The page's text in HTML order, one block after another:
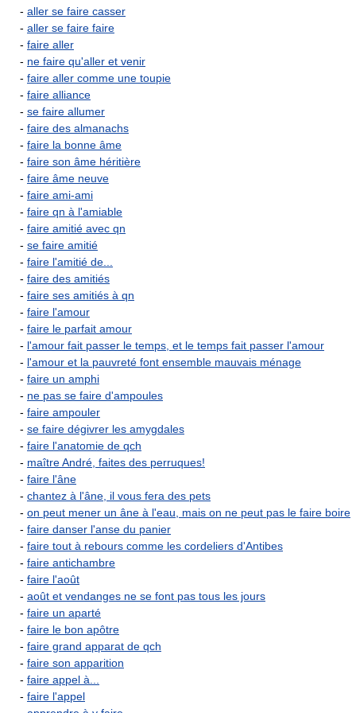
- aller se faire casser
- aller se faire faire
- faire aller
- ne faire qu'aller et venir
- faire aller comme une toupie
- faire alliance
- se faire allumer
- faire des almanachs
- faire la bonne âme
- faire son âme héritière
- faire âme neuve
- faire ami-ami
- faire qn à l'amiable
- faire amitié avec qn
- se faire amitié
- faire l'amitié de...
- faire des amitiés
- faire ses amitiés à qn
- faire l'amour
- faire le parfait amour
- l'amour fait passer le temps, et le temps fait passer l'amour
- l'amour et la pauvreté font ensemble mauvais ménage
- faire un amphi
- ne pas se faire d'ampoules
- faire ampouler
- se faire dégivrer les amygdales
- faire l'anatomie de qch
- maître André, faites des perruques!
- faire l'âne
- chantez à l'âne, il vous fera des pets
- on peut mener un âne à l'eau, mais on ne peut pas le faire boire
- faire danser l'anse du panier
- faire tout à rebours comme les cordeliers d'Antibes
- faire antichambre
- faire l'août
- août et vendanges ne se font pas tous les jours
- faire un aparté
- faire le bon apôtre
- faire grand apparat de qch
- faire son apparition
- faire appel à...
- faire l'appel